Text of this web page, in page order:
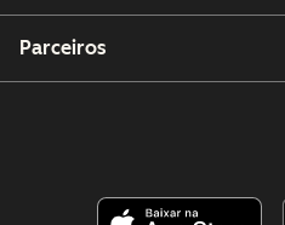
Parceiros